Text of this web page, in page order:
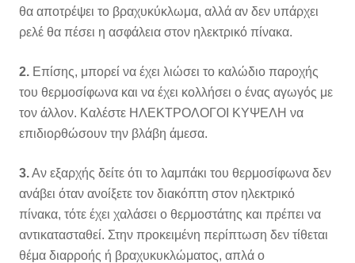
θα αποτρέψει το βραχυκύκλωμα, αλλά αν δεν υπάρχει
ρελέ θα πέσει η ασφάλεια στον ηλεκτρικό πίνακα.
2. Επίσης, μπορεί να έχει λιώσει το καλώδιο παροχής
του θερμοσίφωνα και να έχει κολλήσει ο ένας αγωγός με
τον άλλον. Καλέστε ΗΛΕΚΤΡΟΛΟΓΟΙ ΚΥΨΕΛΗ να
επιδιορθώσουν την βλάβη άμεσα.
3.Αν εξαρχής δείτε ότι το λαμπάκι του θερμοσίφωνα δεν
ανάβει όταν ανοίξετε τον διακόπτη στον ηλεκτρικό
πίνακα, τότε έχει χαλάσει ο θερμοστάτης και πρέπει να
αντικατασταθεί. Στην προκειμένη περίπτωση δεν τίθεται
θέμα διαρροής ή βραχυκυκλώματος, απλά ο